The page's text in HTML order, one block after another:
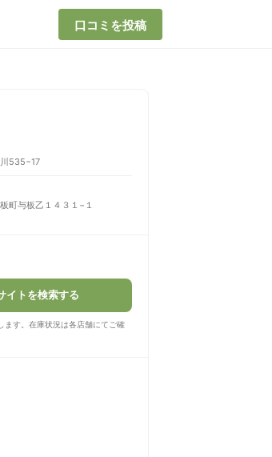
口コミを投稿
535−17
町与板乙１４３１−１
イトを検索する
ます。在庫状況は各店舗にてご確